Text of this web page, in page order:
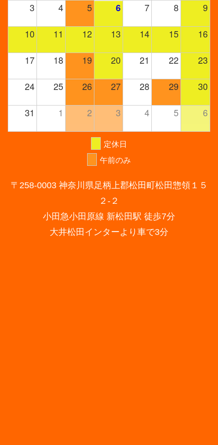
3 4 5 6 7 8 9
10 11 12 13 14 15 16
17 18 19 20 21 22 23
24 25 26 27 28 29 30
31 1 2 3 4 5 6
定休日
午前のみ
〒258-0003 神奈川県足柄上郡松田町松田惣領１５
２-２
小田急小田原線 新松田駅 徒歩7分
大井松田インターより車で3分